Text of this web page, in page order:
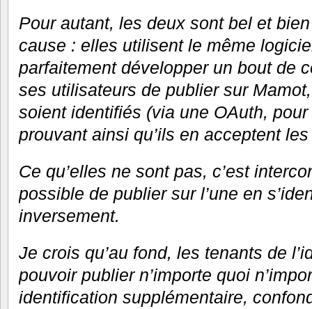
Pour autant, les deux sont bel et
cause : elles utilisent le même
parfaitement développer un bout de
ses utilisateurs de publier sur Mamot,
soient identifiés (via une OAuth,
prouvant ainsi qu’ils en acceptent
Ce qu’elles ne sont pas, c’est
possible de publier sur l’une en
inversement.
Je crois qu’au fond, les tenants de
pouvoir publier n’importe quoi
identification supplémentaire,